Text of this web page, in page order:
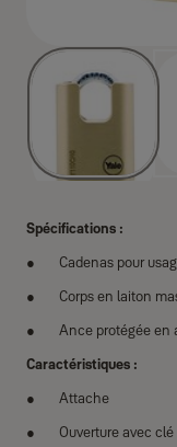
Spécifications :
Cadenas pour
Corps en laiton
Ance protégée en
Caractéristiques :
Attache
Ouverture avec clé